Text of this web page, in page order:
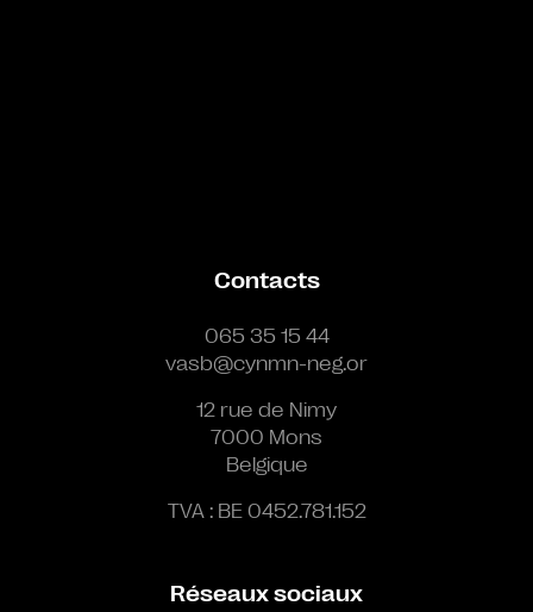
Contacts
065 35 15 44
vasb@cynmn-neg.or
12 rue de Nimy
7000 Mons
Belgique
TVA : BE 0452.781.152
Réseaux sociaux